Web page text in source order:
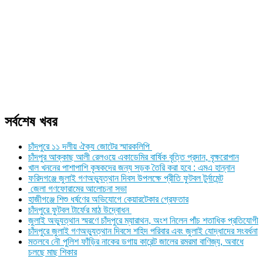
সর্বশেষ খবর
চাঁদপুরে ১১ দলীয় ঐক্য জোটের স্মারকলিপি
চাঁদপুর আক্কাছ আলী রেলওয়ে একাডেমির বার্ষিক বৃত্তি প্রদান, বৃক্ষরোপান
খাল খননের পাশাপাশি কৃষকদের জন্য সড়ক তৈরি করা হবে : এমএ হান্নান
ফরিদগঞ্জে জুলাই গণঅভ্যুত্থান দিবস উপলক্ষে প্রীতি ফুটবল টুর্নামেন্ট
জেলা গণফোরামের আলোচনা সভা
হাজীগঞ্জে শিশু ধর্ষণের অভিযোগে কেয়ারটেকার গ্রেফতার
চাঁদপুরে ফুটবল টার্ফের মাঠ উদ্বোধন
জুলাই অভ্যুত্থান স্মরণে চাঁদপুরে ম্যারাথন, অংশ নিলেন পাঁচ শতাধিক প্রতিযোগী
চাঁদপুরে জুলাই গণঅভ্যুত্থান দিবসে শহিদ পরিবার এবং জুলাই যোদ্ধাদের সংবর্ধনা
মতলবে নৌ পুলিশ ফাঁড়ির নাকের ডগায় কারেন্ট জালের রমরমা বাণিজ্য, অবাধে
চলছে মাছ শিকার